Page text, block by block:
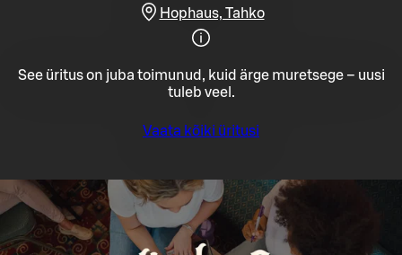
Hophaus, Tahko
See üritus on juba toimunud, kuid ärge muretsege – uusi
tuleb veel.
Vaata kõiki üritusi